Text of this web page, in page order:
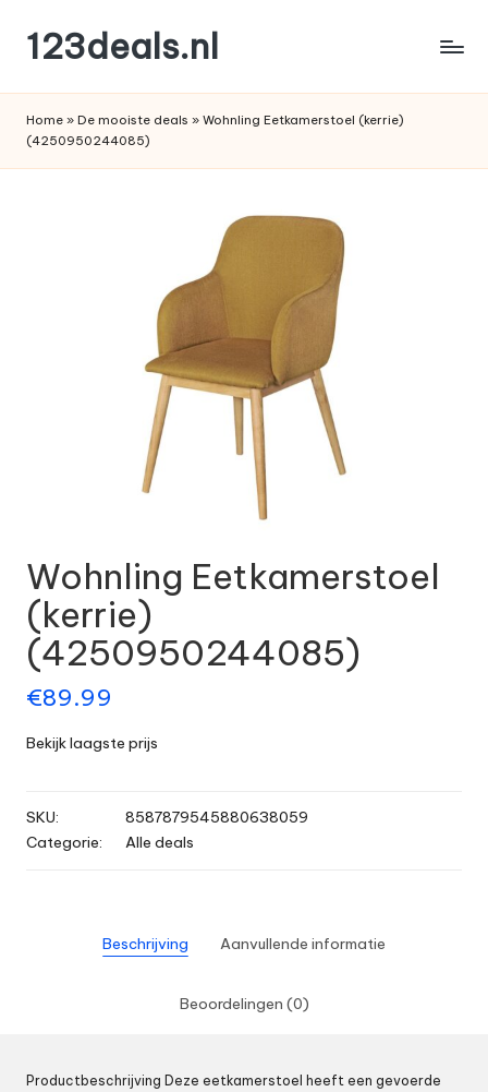
de
inhoud
123deals.nl
deals
Home » De mooiste deals » Wohnling Eetkamerstoel (kerrie)
(4250950244085)
Wohnling Eetkamerstoel
(kerrie)
(4250950244085)
€89.99
Bekijk laagste prijs
SKU:
8587879545880638059
Categorie:
Alle deals
Beschrijving Aanvullende informatie
Beoordelingen (0)
Productbeschrijving Deze eetkamerstoel heeft een gevoerde